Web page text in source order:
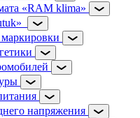
«RAM klima»
напряжения